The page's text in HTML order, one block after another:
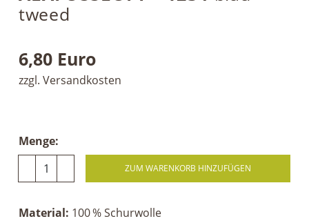
tweed
6,80 Euro
zzgl. Versandkosten
Menge:
ZUM WARENKORB HINZUFÜGEN
Material: 100 % Schurwolle